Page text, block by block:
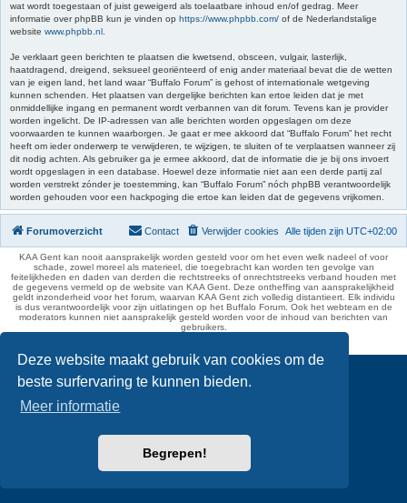
Deze website maakt gebruik van cookies om de
beste surfervaring te kunnen bieden.
Meer informatie
Begrepen!
wat wordt toegestaan of juist geweigerd als toelaatbare inhoud en/of gedrag. Meer
informatie over phpBB kun je vinden op https://www.phpbb.com/ of de Nederlandstalige
website www.phpbb.nl
Je verklaart geen berichten te plaatsen die kwetsend, obsceen, vulgair, lasterlijk,
haatdragend, dreigend, seksueel georiënteerd of enig ander materiaal bevat die de wetten
van je eigen land, het land waar “Buffalo Forum” is gehost of internationale wetgeving
kunnen schenden. Het plaatsen van dergelijke berichten kan ertoe leiden dat je met
onmiddellijke ingang en permanent wordt verbannen van dit forum. Tevens kan je provider
worden ingelicht. De IP-adressen van alle berichten worden opgeslagen om deze
voorwaarden te kunnen waarborgen. Je gaat er mee akkoord dat “Buffalo Forum” het recht
heeft om ieder onderwerp te verwijderen, te wijzigen, te sluiten of te verplaatsen wanneer zij
dit nodig achten. Als gebruiker ga je ermee akkoord, dat de informatie die je bij ons invoert
wordt opgeslagen in een database. Hoewel deze informatie niet aan een derde partij zal
worden verstrekt zónder je toestemming, kan “Buffalo Forum” nóch phpBB verantwoordelijk
worden gehouden voor een hackpoging die ertoe kan leiden dat de gegevens vrijkomen.
Forumoverzicht Alle tijden zijn UTC+02:00
Verwijder cookies
Contact
KAA Gent kan nooit aansprakelijk worden gesteld voor om het even welk nadeel of voor
schade, zowel moreel als materieel, die toegebracht kan worden ten gevolge van
feitelijkheden en daden van derden die rechtstreeks of onrechtstreeks verband houden met
de gegevens vermeld op de website van KAA Gent. Deze ontheffing van aansprakelijkheid
geldt inzonderheid voor het forum, waarvan KAA Gent zich volledig distantieert. Elk individu
is dus verantwoordelijk voor zijn uitlatingen op het Buffalo Forum. Ook het webteam en de
moderators kunnen niet aansprakelijk gesteld worden voor de inhoud van berichten van
gebruikers.